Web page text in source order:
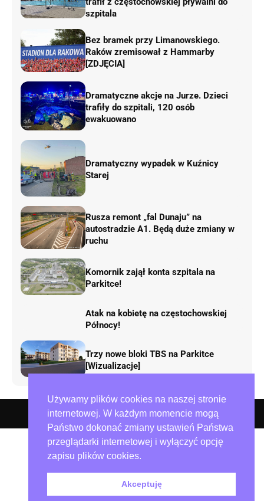
Używamy plików cookies na naszej stronie
internetowej. W każdym momencie mogą
Państwo dokonać zmiany ustawień Państwa
przeglądarki internetowej i wyłączyć opcję
zapisu plików cookies.
Akceptuję
szpitala
Bez bramek przy Limanowskiego.
Raków zremisował z Hammarby
[ZDJĘCIA]
Dramatyczne akcje na Jurze. Dzieci
trafiły do szpitali, 120 osób
ewakuowano
Dramatyczny wypadek w Kuźnicy
Starej
Rusza remont „fal Dunaju” na
autostradzie A1. Będą duże zmiany w
ruchu
Komornik zajął konta szpitala na
Parkitce!
Atak na kobietę na częstochowskiej
Północy!
Trzy nowe bloki TBS na Parkitce
[Wizualizacje]
O nas – redakcja miejska.pl Polityka prywatności